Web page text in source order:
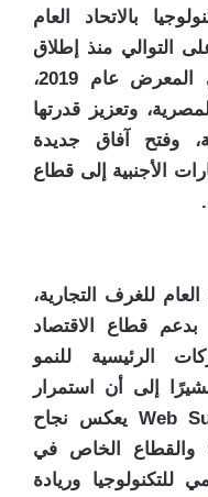
بالاتحاد العام
التوالي منذ إطلاق
الجناح المصري لأول مرة في المعرض عام 2019،
وتعزيز قدرتها
وفتح آفاق جديدة
الأجنبية إلى قطاع
للغرف التجارية،
بدعم قطاع الاقتصاد
الرئيسية للنمو
إلى أن استمرار
المشاركة المصرية في Web Summit يعكس نجاح
والقطاع الخاص في
للتكنولوجيا وريادة